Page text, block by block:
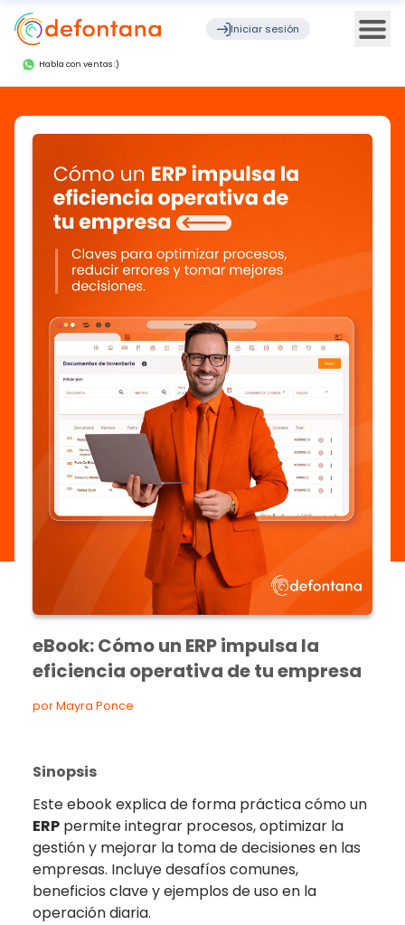
Iniciar sesión
Habla con ventas :)
eBook: Cómo un ERP impulsa la
eficiencia operativa de tu empresa
por Mayra Ponce
Sinopsis
Este ebook explica de forma práctica cómo un
ERP permite integrar procesos, optimizar la
gestión y mejorar la toma de decisiones en las
empresas. Incluye desafíos comunes,
beneficios clave y ejemplos de uso en la
operación diaria.